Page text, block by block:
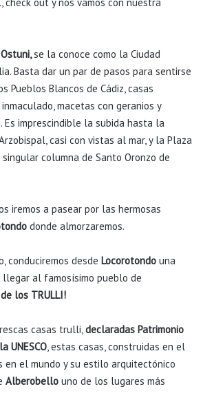
Ostuni,se la conoce como la Ciudad
Basta dar un par de pasos para sentirse
Pueblos Blancos de Cádiz, casas
macetas con geranios y
Es imprescindible la subida hasta la
casi con vistas al mar, y la Plaza
columna de Santo Oronzo de
iremos a pasear por las hermosas
donde almorzaremos.
conduciremos desde Locorotondo una
al famosísimo pueblo de
los TRULLI!
casas trulli,declaradas Patrimonio
UNESCO, estas casas, construidas en el
en el mundo y su estilo arquitectónico
Alberobello uno de los lugares más